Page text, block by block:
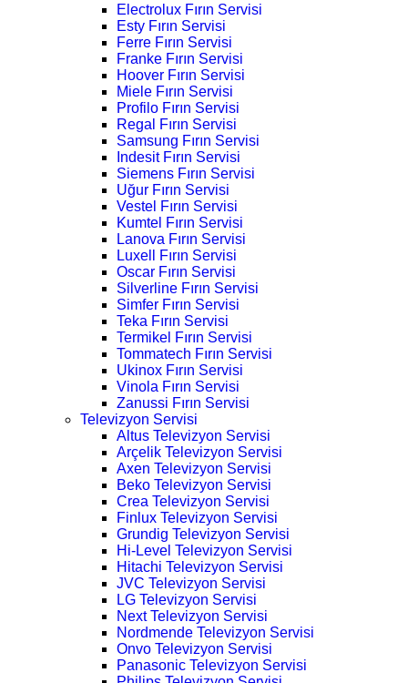
Electrolux Fırın Servisi
Esty Fırın Servisi
Ferre Fırın Servisi
Franke Fırın Servisi
Hoover Fırın Servisi
Miele Fırın Servisi
Profilo Fırın Servisi
Regal Fırın Servisi
Samsung Fırın Servisi
Indesit Fırın Servisi
Siemens Fırın Servisi
Uğur Fırın Servisi
Vestel Fırın Servisi
Kumtel Fırın Servisi
Lanova Fırın Servisi
Luxell Fırın Servisi
Oscar Fırın Servisi
Silverline Fırın Servisi
Simfer Fırın Servisi
Teka Fırın Servisi
Termikel Fırın Servisi
Tommatech Fırın Servisi
Ukinox Fırın Servisi
Vinola Fırın Servisi
Zanussi Fırın Servisi
Televizyon Servisi
Altus Televizyon Servisi
Arçelik Televizyon Servisi
Axen Televizyon Servisi
Beko Televizyon Servisi
Crea Televizyon Servisi
Finlux Televizyon Servisi
Grundig Televizyon Servisi
Hi-Level Televizyon Servisi
Hitachi Televizyon Servisi
JVC Televizyon Servisi
LG Televizyon Servisi
Next Televizyon Servisi
Nordmende Televizyon Servisi
Onvo Televizyon Servisi
Panasonic Televizyon Servisi